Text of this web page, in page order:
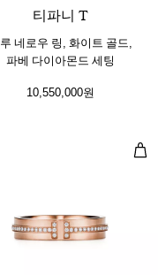
티파니 T
네로우 링, 화이트 골드,
파베 다이아몬드 세팅
10,550,000원
다이아몬드 링, 로즈 골
네